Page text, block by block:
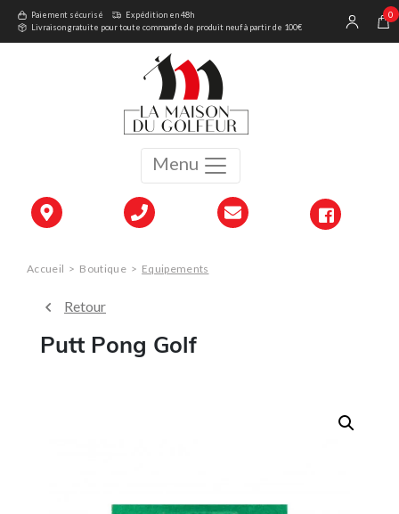
Menu
Paiement sécurisé
Expédition en 48h
Livraison gratuite pour toute commande de produit neuf à partir de 100€
0
Accueil > Boutique > Equipements
Retour
Putt Pong Golf